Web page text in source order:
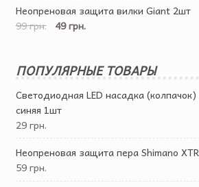
Неопреновая защита вилки Giant 2шт
99 грн.
49 грн.
ПОПУЛЯРНЫЕ ТОВАРЫ
Светодиодная LED насадка
синяя 1шт
29 грн.
Неопреновая защита пера Shimano
59 грн.